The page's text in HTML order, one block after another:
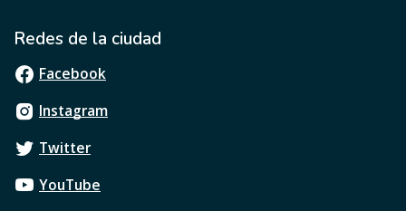
Redes de la ciudad
Facebook
Instagram
Twitter
YouTube